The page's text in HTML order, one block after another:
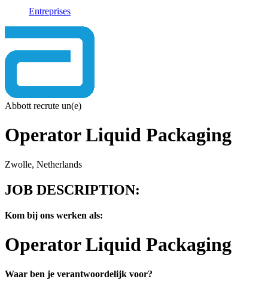
Entreprises
Abbott recrute un(e)
Operator Liquid Packaging
Zwolle, Netherlands
JOB DESCRIPTION:
Kom bij ons werken als:
OperatorLiquid Packaging
Waar ben je verantwoordelijk voor?